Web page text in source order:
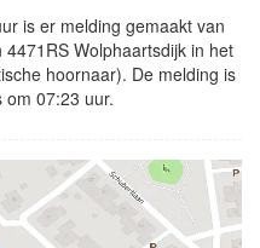
is er melding gemaakt van
Wolphaartsdijk in het
hoornaar). De melding is
07:23 uur.